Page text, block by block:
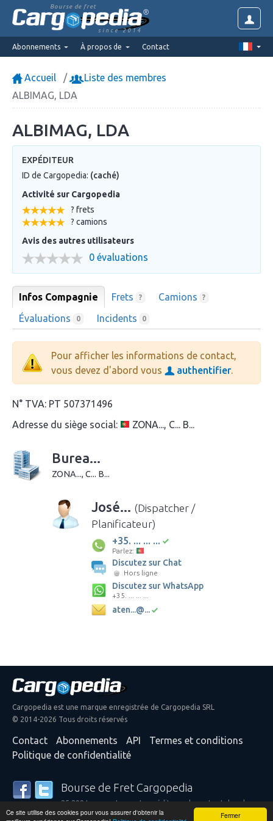
Fermer
Ce site utilise des cookies pour vous assurer d'obtenir la
Bourse de fret
since 2014
Abonnements À propos de Contact
Accueil
Liste des membres
ALBIMAG, LDA
ALBIMAG, LDA
EXPÉDITEUR
ID de Cargopedia: (caché)
Activité sur Cargopedia
? frets
? camions
Avis des autres utilisateurs
0 évaluations
Infos Compagnie Frets ? Camions ?
Évaluations 0 Incidents 0
Pour afficher les informations de contact,
vous devez d'abord vous
authentifier
N° TVA: PT 507371496
Adresse du siège social:
ZONA..., C... B...
Burea...
ZONA..., C... B...
José... (Dispatcher /
Planificateur)
+35. ... ... ...
Parlez:
Discutez sur Chat
Hors ligne
Discutez sur WhatsApp
+35. ... ... ...
aten...@...
Cargopedia est une marque enregistrée de Cargopedia SRL
© 2014-2026 Tous droits réservés
Contact Abonnements API
Termes et conditions
Politique de confidentialité
Bourse de Fret Cargopedia
25 299 transporteurs et expéditeurs de partout dans le
monde font confiance à nos services